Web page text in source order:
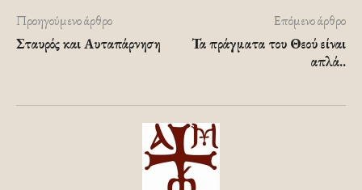
Προηγούμενο άρθρο
Σταυρός και Αυταπάρνηση
Επόμενο άρθρο
Τα πράγματα του Θεού είναι
απλά..